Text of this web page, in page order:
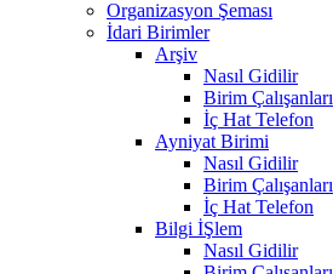
Organizasyon Şeması
İdari Birimler
Arşiv
Nasıl Gidilir
Birim Çalışanları
İç Hat Telefon
Ayniyat Birimi
Nasıl Gidilir
Birim Çalışanları
İç Hat Telefon
Bilgi İŞlem
Nasıl Gidilir